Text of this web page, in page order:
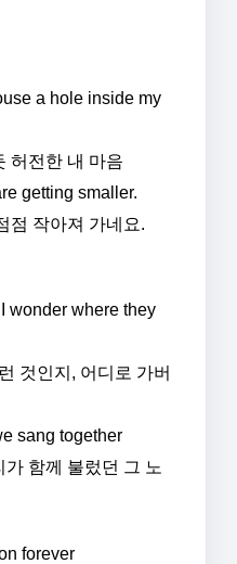
a hole inside my
허전한 내 마음
getting smaller.
점 작아져 가네요.
wonder where they
것인지, 어디로 가버
sang together
함께 불렀던 그 노
forever